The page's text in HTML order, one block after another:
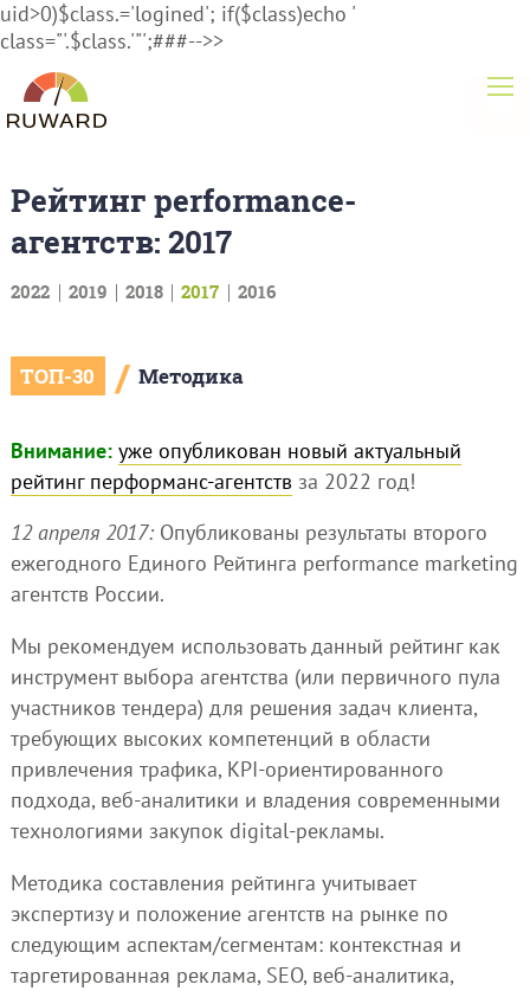
uid>0)$class.='logined'; if($class)echo '
class="'.$class.'"';###-->>
Рейтинг performance-
агентств: 2017
2022 2019 2018 2017 2016
ТОП-30 / Методика
Внимание: уже опубликован новый актуальный
рейтинг перформанс-агентств за 2022 год!
12 апреля 2017:Опубликованы результаты второго
ежегодного Единого Рейтинга performance marketing
агентств России.
Мы рекомендуем использовать данный рейтинг как
инструмент выбора агентства (или первичного пула
участников тендера) для решения задач клиента,
требующих высоких компетенций в области
привлечения трафика, KPI-ориентированного
подхода, веб-аналитики и владения современными
технологиями закупок digital-рекламы.
Методика составления рейтинга учитывает
экспертизу и положение агентств на рынке по
следующим аспектам/сегментам: контекстная и
таргетированная реклама, SEO, веб-аналитика,